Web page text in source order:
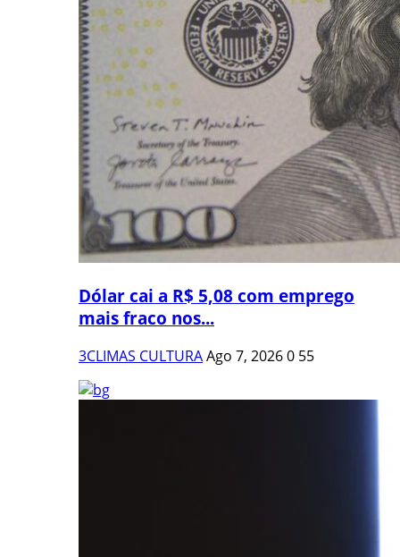
Dólar cai a R$ 5,08 com emprego
mais fraco nos...
3CLIMAS CULTURAAgo 7, 20260 55